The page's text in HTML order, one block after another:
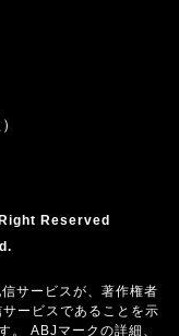
Reserved
サービスが、著作権者
ービスであることを示
。 ABJマークの詳細、